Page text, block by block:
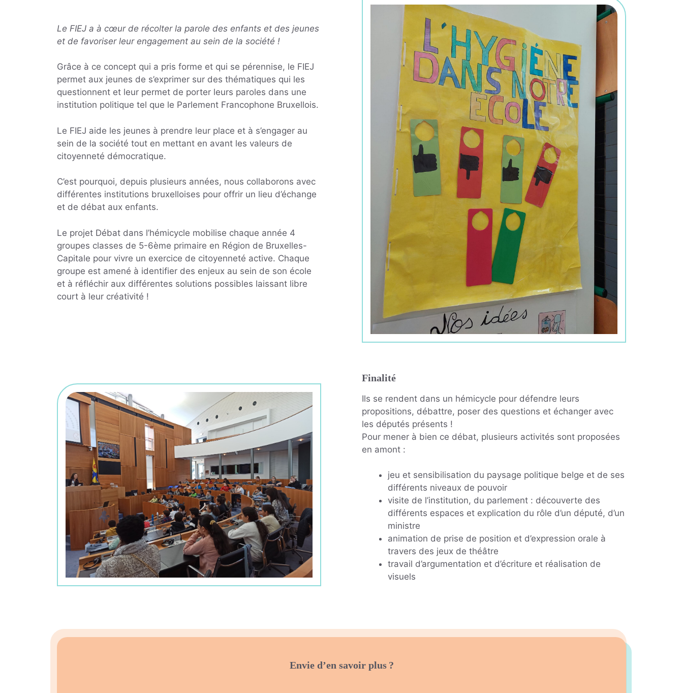
Le FIEJ a à cœur de récolter la parole des enfants et des jeunes
et de favoriser leur engagement au sein de la société !
Grâce à ce concept qui a pris forme et qui se pérennise, le FIEJ
permet aux jeunes de s’exprimer sur des thématiques qui les
questionnent et leur permet de porter leurs paroles dans une
institution politique tel que le Parlement Francophone Bruxellois.
Le FIEJ aide les jeunes à prendre leur place et à s’engager au
sein de la société tout en mettant en avant les valeurs de
citoyenneté démocratique.
C’est pourquoi, depuis plusieurs années, nous collaborons avec
différentes institutions bruxelloises pour offrir un lieu d’échange
et de débat aux enfants.
Le projet Débat dans l’hémicycle mobilise chaque année 4
groupes classes de 5-6ème primaire en Région de Bruxelles-
Capitale pour vivre un exercice de citoyenneté active. Chaque
groupe est amené à identifier des enjeux au sein de son école
et à réfléchir aux différentes solutions possibles laissant libre
court à leur créativité !
Finalité
Ils se rendent dans un hémicycle pour défendre leurs
propositions, débattre, poser des questions et échanger avec
les députés présents !
Pour mener à bien ce débat, plusieurs activités sont proposées
en amont :
jeu et sensibilisation du paysage politique belge et de ses
différents niveaux de pouvoir
visite de l’institution, du parlement : découverte des
différents espaces et explication du rôle d’un député, d’un
ministre
animation de prise de position et d’expression orale à
travers des jeux de théâtre
travail d’argumentation et d’écriture et réalisation de
visuels
Envie d’en savoir plus ?